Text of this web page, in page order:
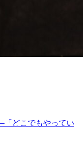
「どこでもやってい